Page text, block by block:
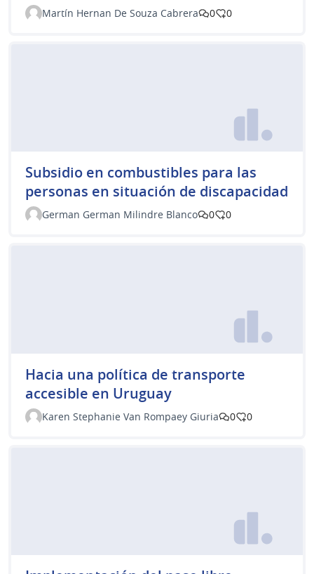
Martín Hernan De Souza Cabrera 0 0
Subsidio en combustibles para las
personas en situación de discapacidad
German German Milindre Blanco 0 0
Hacia una política de transporte
accesible en Uruguay
Karen Stephanie Van Rompaey Giuria 0 0